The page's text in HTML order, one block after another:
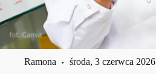
Ramona środa, 3 czerwca 2026